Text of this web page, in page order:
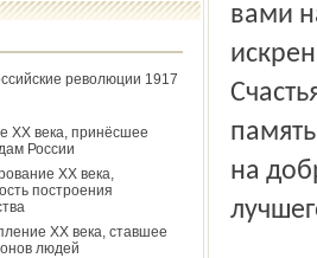
революции 1917
ХХ века, принёсшее
России
ХХ века,
построения
ХХ века, ставшее
людей
вами
на